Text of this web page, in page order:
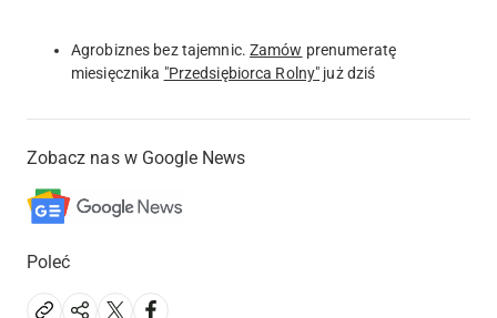
Agrobiznes bez tajemnic. Zamów prenumeratę
miesięcznika "Przedsiębiorca Rolny" już dziś
Zobacz nas w Google News
Poleć